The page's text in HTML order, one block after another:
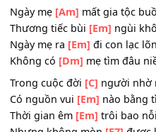
Dẫu gặp gian[Em]nan
Bóng dáng mẹ[Dm]hiền
Lòng mẹ bao[Em]la như
Ước mơ của[Em]mẹ
Ngày mẹ[Am]mất gia tộc
Thương tiếc bùi[Em] ngùi
Ngày mẹ ra [Em] đi con